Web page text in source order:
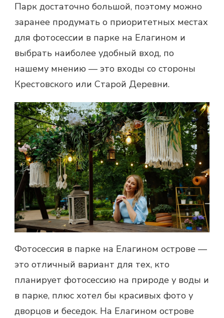
Парк достаточно большой, поэтому можно
заранее продумать о приоритетных местах
для фотосессии в парке на Елагином и
выбрать наиболее удобный вход, по
нашему мнению — это входы со стороны
Крестовского или Старой Деревни.
Фотосессия в парке на Елагином острове —
это отличный вариант для тех, кто
планирует фотосессию на природе у воды и
в парке, плюс хотел бы красивых фото у
дворцов и беседок. На Елагином острове